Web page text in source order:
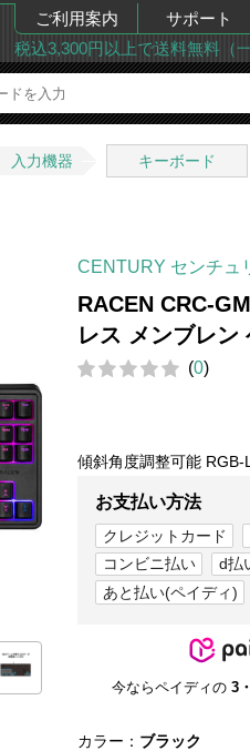
ご利用案内 サポート
税込3,300円以上で送料無料（
入力機器 キーボード
CENTURY センチュ
RACEN CRC-
レス メンブレン
(0)
傾斜角度調整可能 RGB-
お支払い方法
クレジットカード
コンビニ払い
d払
あと払い(ペイディ)
今ならペイディの 3
カラー： ブラック